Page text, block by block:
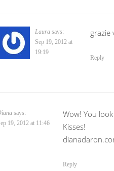
Laura says:
Sep 19, 2012 at
19:19
grazie
Reply
says:
19, 2012 at 11:46
Wow! You
Kisses!
Reply